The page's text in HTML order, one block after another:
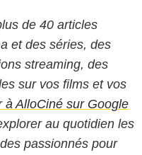
de 40 articles
et des séries, des
streaming, des
sur vos films et vos
à AlloCiné sur Google
au quotidien les
passionnés pour